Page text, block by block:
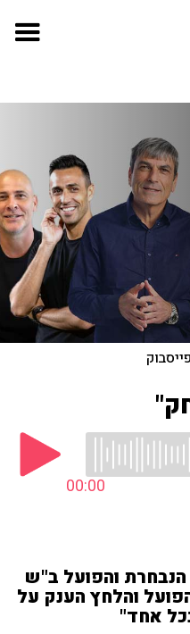
פייסבוק
00:00
והפועל ב"ש
והלחץ הענק על
אחד"